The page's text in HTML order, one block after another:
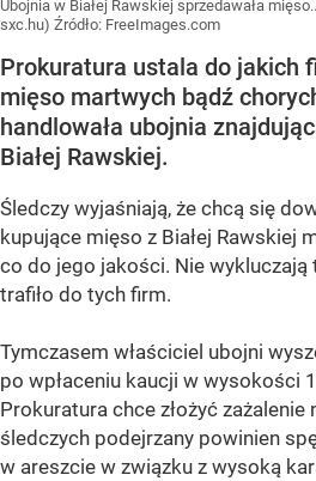
Ubojnia w Białej Rawskiej sprzedawała
sxc.hu) Źródło: FreeImages.com
Prokuratura ustala do jakich
mięso martwych bądź
handlowała ubojnia
Białej Rawskiej.
Śledczy wyjaśniają, że chcą się
kupujące mięso z Białej Rawskiej
co do jego jakości. Nie wykluczają
trafiło do tych firm.
Tymczasem właściciel ubojni
po wpłaceniu kaucji w wysokości
Prokuratura chce złożyć zażalenie
śledczych podejrzany powinien
w areszcie w związku z wysoką